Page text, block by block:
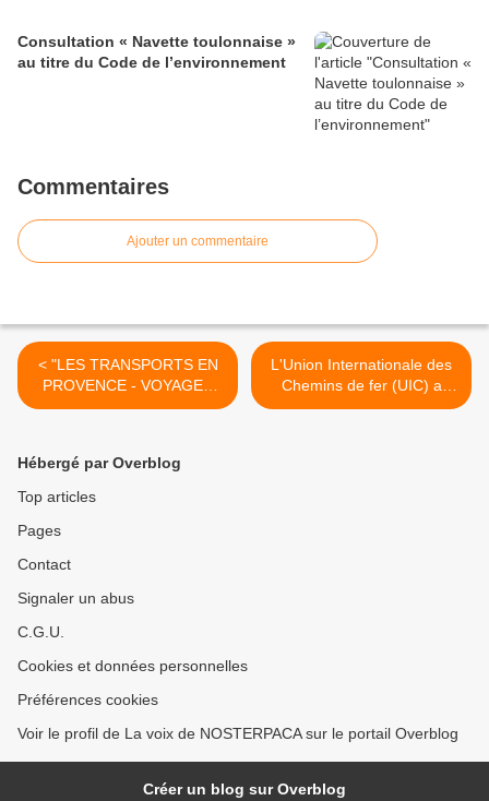
Consultation « Navette toulonnaise »
au titre du Code de l’environnement
Commentaires
Ajouter un commentaire
< "LES TRANSPORTS EN
PROVENCE - VOYAGES
DANS LE PASSE"
L'Union Internationale des
Chemins de fer (UIC) a
publié son rapport annuel
Hébergé par Overblog
Top articles
Pages
Contact
Signaler un abus
C.G.U.
Cookies et données personnelles
Préférences cookies
Voir le profil de La voix de NOSTERPACA sur le portail Overblog
Créer un blog sur Overblog